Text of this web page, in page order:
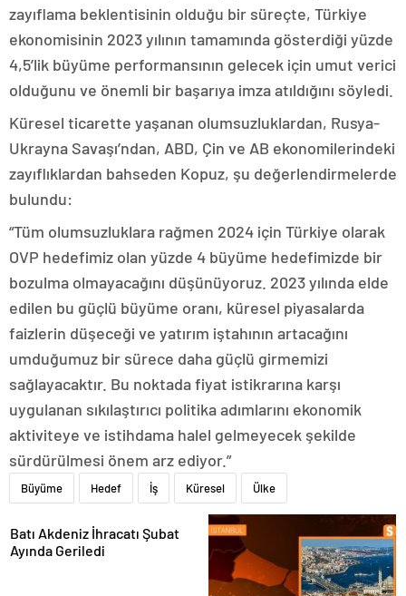
zayıflama beklentisinin olduğu bir süreçte, Türkiye
ekonomisinin 2023 yılının tamamında gösterdiği yüzde
4,5’lik büyüme performansının gelecek için umut verici
olduğunu ve önemli bir başarıya imza atıldığını söyledi.
Küresel ticarette yaşanan olumsuzluklardan, Rusya-
Ukrayna Savaşı’ndan, ABD, Çin ve AB ekonomilerindeki
zayıflıklardan bahseden Kopuz, şu değerlendirmelerde
bulundu:
“Tüm olumsuzluklara rağmen 2024 için Türkiye olarak
OVP hedefimiz olan yüzde 4 büyüme hedefimizde bir
bozulma olmayacağını düşünüyoruz. 2023 yılında elde
edilen bu güçlü büyüme oranı, küresel piyasalarda
faizlerin düşeceği ve yatırım iştahının artacağını
umduğumuz bir sürece daha güçlü girmemizi
sağlayacaktır. Bu noktada fiyat istikrarına karşı
uygulanan sıkılaştırıcı politika adımlarını ekonomik
aktiviteye ve istihdama halel gelmeyecek şekilde
sürdürülmesi önem arz ediyor.”
Büyüme Hedef İş Küresel Ülke
Batı Akdeniz İhracatı Şubat
Ayında Geriledi